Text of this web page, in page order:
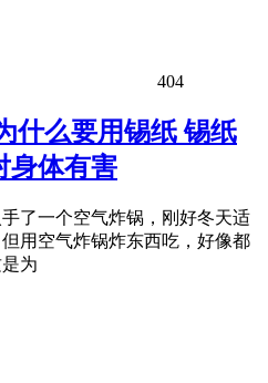
404
什么要用锡纸 锡纸
身体有害
了一个空气炸锅，刚好冬天适
用空气炸锅炸东西吃，好像都
为